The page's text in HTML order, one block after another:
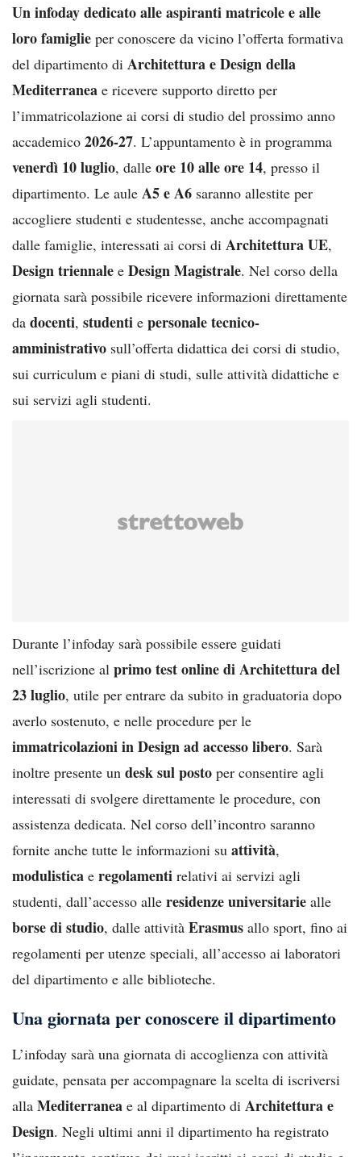
Un infoday dedicato alle aspiranti matricole e alle
loro famiglie per conoscere da vicino l’offerta formativa
del dipartimento di Architettura e Design della
Mediterranea e ricevere supporto diretto per
l’immatricolazione ai corsi di studio del prossimo anno
accademico 2026-27. L’appuntamento è in programma
venerdì 10 luglio, dalle ore 10 alle ore 14, presso il
dipartimento. Le aule A5 e A6 saranno allestite per
accogliere studenti e studentesse, anche accompagnati
dalle famiglie, interessati ai corsi di Architettura UE,
Design triennale e Design Magistrale. Nel corso della
giornata sarà possibile ricevere informazioni direttamente
da docenti, studenti e personale tecnico-
amministrativo sull’offerta didattica dei corsi di studio,
sui curriculum e piani di studi, sulle attività didattiche e
sui servizi agli studenti.
Durante l’infoday sarà possibile essere guidati
nell’iscrizione al primo test online di Architettura del
23 luglio, utile per entrare da subito in graduatoria dopo
averlo sostenuto, e nelle procedure per le
immatricolazioni in Design ad accesso libero. Sarà
inoltre presente un desk sul posto per consentire agli
interessati di svolgere direttamente le procedure, con
assistenza dedicata. Nel corso dell’incontro saranno
fornite anche tutte le informazioni su attività,
modulistica e regolamenti relativi ai servizi agli
studenti, dall’accesso alle residenze universitarie alle
borse di studio, dalle attività Erasmus allo sport, fino ai
regolamenti per utenze speciali, all’accesso ai laboratori
del dipartimento e alle biblioteche.
Una giornata per conoscere il dipartimento
L’infoday sarà una giornata di accoglienza con attività
guidate, pensata per accompagnare la scelta di iscriversi
alla Mediterranea e al dipartimento di Architettura e
Design. Negli ultimi anni il dipartimento ha registrato